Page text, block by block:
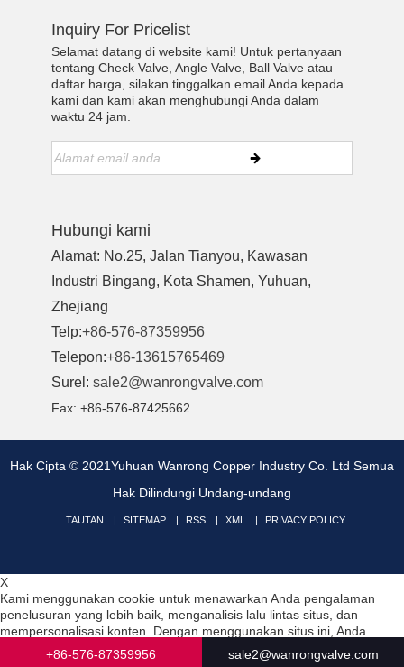
Inquiry For Pricelist
Selamat datang di website kami! Untuk pertanyaan
tentang Check Valve, Angle Valve, Ball Valve atau
daftar harga, silakan tinggalkan email Anda kepada
kami dan kami akan menghubungi Anda dalam
waktu 24 jam.
Hubungi kami
Alamat: No.25, Jalan Tianyou, Kawasan
Industri Bingang, Kota Shamen, Yuhuan,
Zhejiang
Telp:+86-576-87359956
Telepon:+86-13615765469
Surel:sale2@wanrongvalve.com
Fax: +86-576-87425662
Hak Cipta © 2021Yuhuan Wanrong Copper Industry Co. Ltd Semua
Hak Dilindungi Undang-undang
TAUTAN SITEMAP RSS XML PRIVACY POLICY
X
Kami menggunakan cookie untuk menawarkan Anda pengalaman
penelusuran yang lebih baik, menganalisis lalu lintas situs, dan
mempersonalisasi konten. Dengan menggunakan situs ini, Anda
menyetujui penggunaan cookie kami.
Kebijakan Privasi
Menerima
+86-576-87359956 sale2@wanrongvalve.com